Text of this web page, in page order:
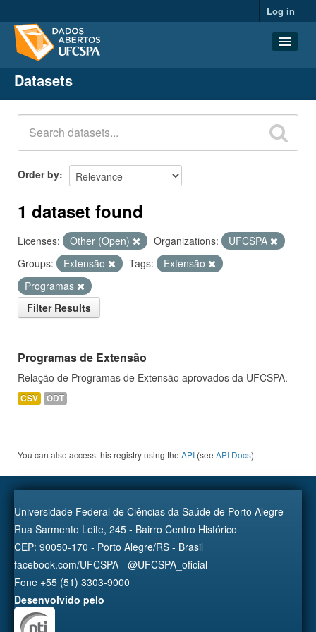
Log in
Datasets
Organizations
Groups
About
Datasets
Order by
1 dataset found
Licenses: Other (Open) Organizations:
UFCSPA
Groups:
Extensão Tags:
Extensão
Programas
Filter Results
Programas de Extensão
Relação de Programas de Extensão aprovados da UFCSPA.
CSV ODT
You can also access this registry using the API (see API Docs).
Universidade Federal de Ciências da Saúde de Porto Alegre
Rua Sarmento Leite, 245 - Bairro Centro Histórico
CEP: 90050-170 - Porto Alegre/RS - Brasil
facebook.com/UFCSPA - @UFCSPA_oficial
Fone +55 (51) 3303-9000
Desenvolvido pelo